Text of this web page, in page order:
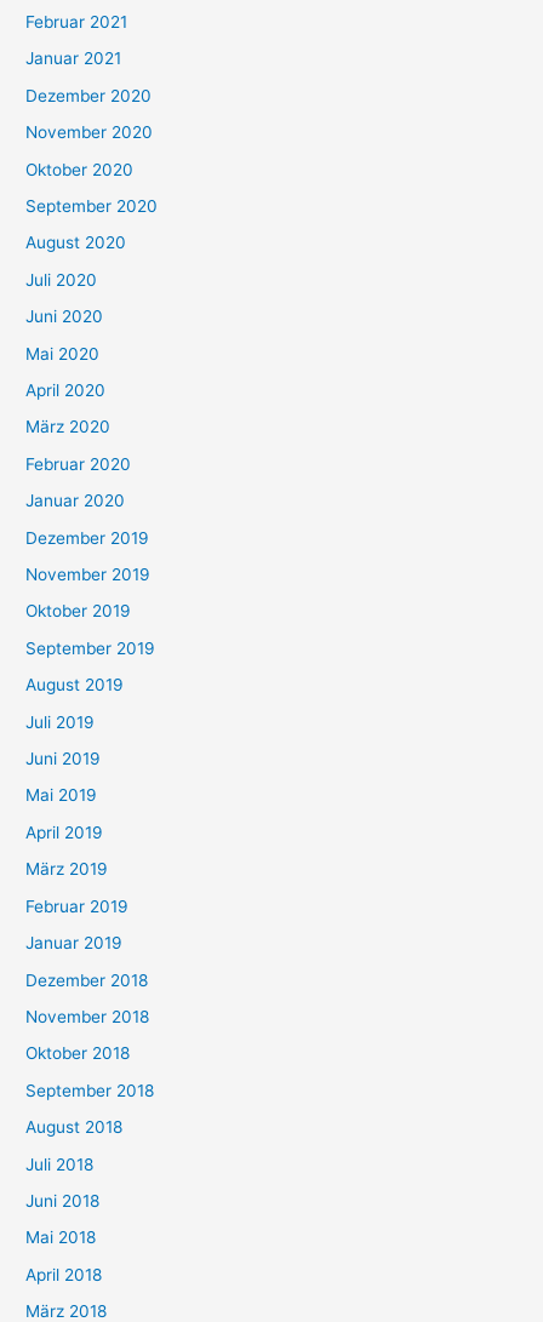
Februar 2021
Januar 2021
Dezember 2020
November 2020
Oktober 2020
September 2020
August 2020
Juli 2020
Juni 2020
Mai 2020
April 2020
März 2020
Februar 2020
Januar 2020
Dezember 2019
November 2019
Oktober 2019
September 2019
August 2019
Juli 2019
Juni 2019
Mai 2019
April 2019
März 2019
Februar 2019
Januar 2019
Dezember 2018
November 2018
Oktober 2018
September 2018
August 2018
Juli 2018
Juni 2018
Mai 2018
April 2018
März 2018